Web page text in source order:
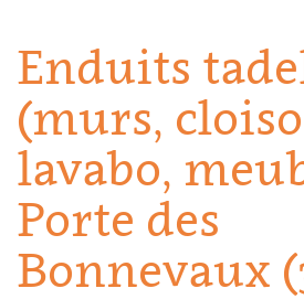
Enduits
(murs,
lavabo,
Porte des
Bonnevaux